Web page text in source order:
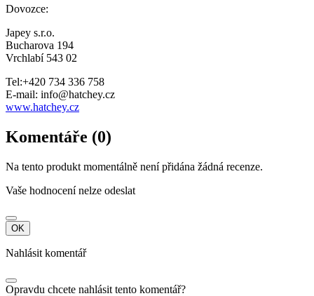
Dovozce:
Japey s.r.o.
Bucharova 194
Vrchlabí 543 02
Tel:+420 734 336 758
E-mail: info@hatchey.cz
www.hatchey.cz
Komentáře (0)
Na tento produkt momentálně není přidána žádná recenze.
Vaše hodnocení nelze odeslat
OK
Nahlásit komentář
Opravdu chcete nahlásit tento komentář?